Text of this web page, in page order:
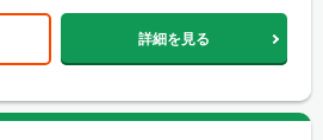
詳細を見る